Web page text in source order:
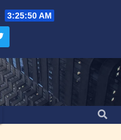
3:25:50 AM